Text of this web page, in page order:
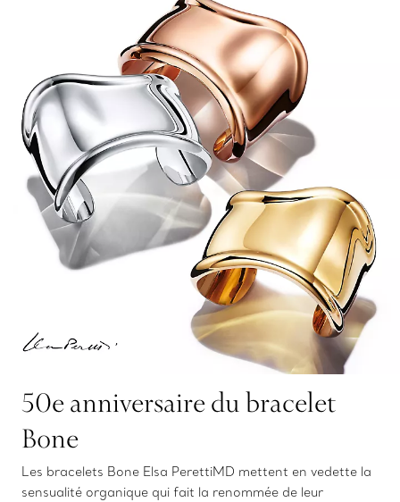
50e anniversaire du bracelet
Bone
Les bracelets Bone Elsa PerettiMD mettent en vedette la
sensualité organique qui fait la renommée de leur